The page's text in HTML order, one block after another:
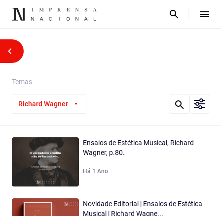
Temas
Richard Wagner
Ensaios de Estética Musical, Richard
Wagner, p.80.
Há 1 Ano
Novidade Editorial | Ensaios de Estética
Musical | Richard Wagne...